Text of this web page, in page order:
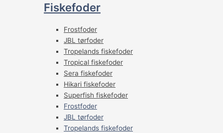
Fiskefoder
Frostfoder
JBL tørfoder
Tropelands fiskefoder
Tropical fiskefoder
Sera fiskefoder
Hikari fiskefoder
Superfish fiskefoder
Frostfoder
JBL tørfoder
Tropelands fiskefoder